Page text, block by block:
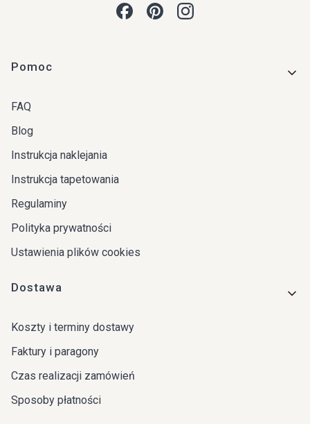
Linki w stopce
Pomoc
FAQ
Blog
Instrukcja naklejania
Instrukcja tapetowania
Regulaminy
Polityka prywatności
Ustawienia plików cookies
Dostawa
Koszty i terminy dostawy
Faktury i paragony
Czas realizacji zamówień
Sposoby płatności